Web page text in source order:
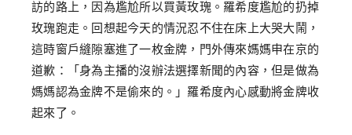
訪的路上，因為尷尬所以買黃玫瑰。羅希度尷尬的扔掉
玫瑰跑走。回想起今天的情況忍不住在床上大哭大鬧，
這時窗戶縫隙塞進了一枚金牌，門外傳來媽媽申在京的
道歉：「身為主播的沒辦法選擇新聞的內容，但是做為
媽媽認為金牌不是偷來的。」羅希度內心感動將金牌收
起來了。